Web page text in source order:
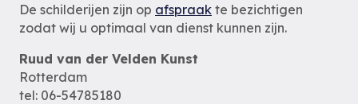
De schilderijen zijn op afspraak te bezichtigen
zodat wij u optimaal van dienst kunnen zijn.
Ruud van der Velden Kunst
Rotterdam
tel: 06-54785180